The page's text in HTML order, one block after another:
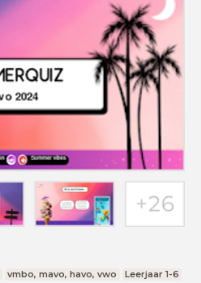
vmbo, mavo, havo, vwo Leerjaar 1-6